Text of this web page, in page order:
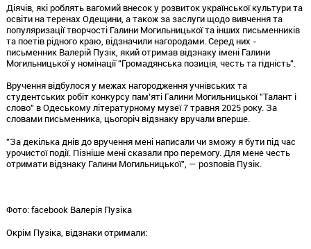
Діячів, які роблять вагомий внесок у розвиток української культури та
освіти на теренах Одещини, а також за заслуги щодо вивчення та
популяризації творчості Галини Могильницької та інших письменників
та поетів рідного краю, відзначили нагородами. Серед них -
письменник Валерій Пузік, який отримав відзнаку імені Галини
Могильницької у номінації "Громадянська позиція, честь та гідність".
Вручення відбулося у межах нагородження учнівських та
студентських робіт конкурсу пам’яті Галини Могильницької "Талант і
слово" в Одеському літературному музеї 7 травня 2025 року. За
словами письменника, цьогоріч відзнаку вручали вперше.
"За декілька днів до вручення мені написали чи зможу я бути під час
урочистої події. Пізніше мені сказали про перемогу. Для мене честь
отримати відзнаку Галини Могильницької", — розповів Пузік.
Фото: facebook Валерія Пузіка
Окрім Пузіка, відзнаки отримали: